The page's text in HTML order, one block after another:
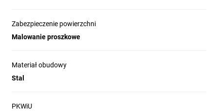
Zabezpieczenie powierzchni
Malowanie proszkowe
Materiał obudowy
Stal
PKWiU